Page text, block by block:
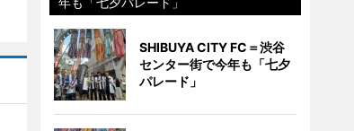
SHIBUYA CITY FC＝渋谷
センター街で今年も「七夕
パレード」